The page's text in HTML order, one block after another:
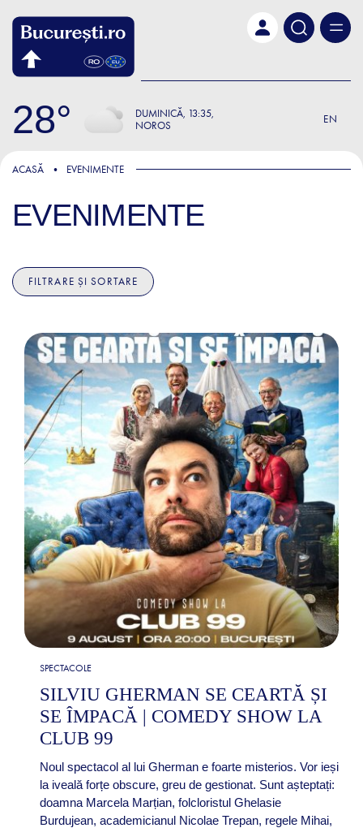
28 DUMINICĂ 13:35
NOROS
EN
ACASĂ EVENIMENTE
EVENIMENTE
FILTRARE ȘI SORTARE
SPECTACOLE
SILVIU GHERMAN SE CEARTĂ ȘI
SE ÎMPACĂ | COMEDY SHOW LA
CLUB 99
Noul spectacol al lui Gherman e foarte misterios. Vor ieși
la iveală forțe obscure, greu de gestionat. Sunt așteptați:
doamna Marcela Marțian, folcloristul Ghelasie
Burdujean, academicianul Nicolae Trepan, regele Mihai,